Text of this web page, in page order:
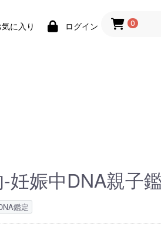
に入り ログイン 0
-妊娠中DNA親子
鑑定